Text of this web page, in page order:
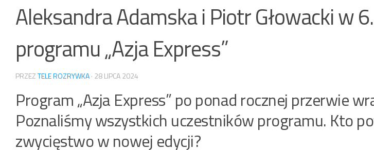
Aleksandra Adamska i Piotr Głowacki w
programu „Azja Express”
PRZEZTELE ROZRYWKA· 28 LIPCA 2024
Program „Azja Express” po ponad rocznej przerwie
Poznaliśmy wszystkich uczestników programu. Kto
zwycięstwo w nowej edycji?